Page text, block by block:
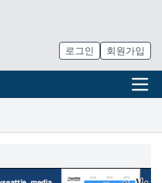
로그인 회원가입